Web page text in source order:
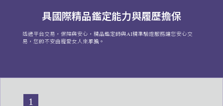
具國際精品鑑定能力與履歷擔保
透過平台交易，保障與安心，精品鑑定師與AI精準驗證服務讓您安心交
易，您的不安由寵愛女人來承擔。
1